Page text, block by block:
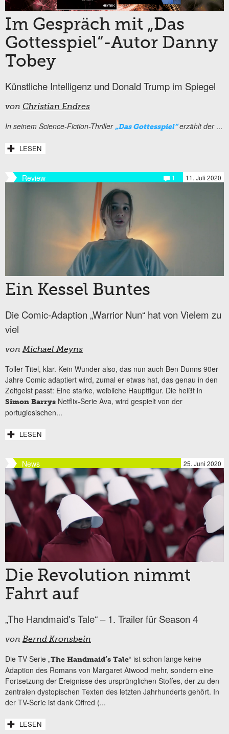
Im Gespräch mit „Das
Gottesspiel“-Autor Danny
Tobey
Künstliche Intelligenz und Donald Trump im Spiegel
von Christian Endres
In seinem Science-Fiction-Thriller„Das Gottesspiel“erzählt der ...
LESEN
Review 11. Juli 2020
1
Ein Kessel Buntes
Die Comic-Adaption „Warrior Nun“ hat von Vielem zu
viel
vonMichael Meyns
Toller Titel, klar. Kein Wunder also, das nun auch Ben Dunns 90er
Jahre Comic adaptiert wird, zumal er etwas hat, das genau in den
Zeitgeist passt: Eine starke, weibliche Hauptfigur. Die heißt in
Simon Barrys Netflix-Serie Ava, wird gespielt von der
portugiesischen...
LESEN
News 25. Juni 2020
Die Revolution nimmt
Fahrt auf
„The Handmaid's Tale“ – 1. Trailer für Season 4
von Bernd Kronsbein
Die TV-Serie „The Handmaid’s Tale“ ist schon lange keine
Adaption des Romans von Margaret Atwood mehr, sondern eine
Fortsetzung der Ereignisse des ursprünglichen Stoffes, der zu den
zentralen dystopischen Texten des letzten Jahrhunderts gehört. In
der TV-Serie ist dank Offred (...
LESEN